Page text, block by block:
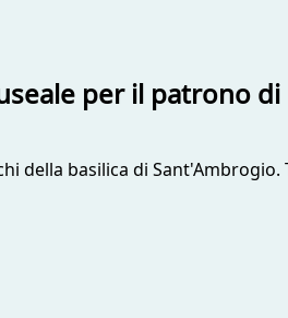
per il patrono
della basilica di